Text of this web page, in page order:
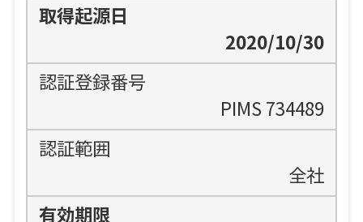
2020/10/30
PIMS 734489
全社